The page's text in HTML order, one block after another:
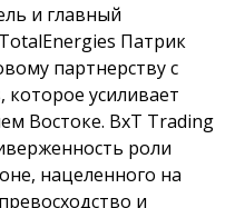
и главный
Патрик
партнерству с
которое усиливает
Востоке. BxT Trading
роли
нацеленного на
и